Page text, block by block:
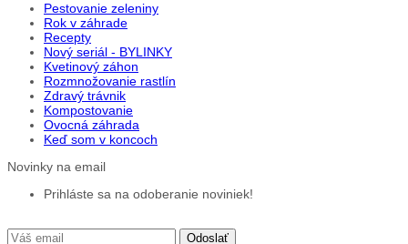
Pestovanie zeleniny
Rok v záhrade
Recepty
Nový seriál - BYLINKY
Kvetinový záhon
Rozmnožovanie rastlín
Zdravý trávnik
Kompostovanie
Ovocná záhrada
Keď som v koncoch
Novinky na email
Prihláste sa na odoberanie noviniek!